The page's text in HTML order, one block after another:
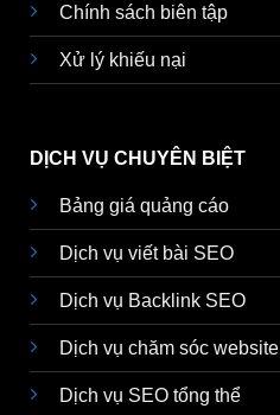
Chính sách biên tập
Xử lý khiếu nại
DỊCH VỤ CHUYÊN BIỆT
Bảng giá quảng cáo
Dịch vụ viết bài SEO
Dịch vụ Backlink SEO
Dịch vụ chăm sóc website
Dịch vụ SEO tổng thể